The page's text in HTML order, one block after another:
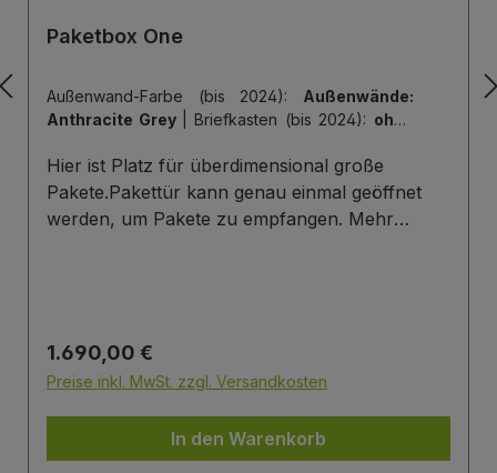
Paketbox One
Außenwand-Farbe (bis 2024): Außenwände:
Anthracite Grey
Briefkasten (bis 2024): ohne
Hintertür | Tiefe der Paketbox (bis 2024):
cm Außenmaß (Standard) | Tür-Farbe (bis
2024):Tür: Anthracite Grey
Hier ist Platz für überdimensional große
Pakete.Pakettür kann genau einmal geöffnet
werden, um Pakete zu empfangen. Mehr
Die Tür wird immer mit einem Halbzylinder
ausgestattet. Das heißt, Sie können den selben
Ihrer Haustüre haben und die Paketbox mit
dem selben Schlüssel öffnen.
Regulärer Preis:
1.690,00 €
Preise inkl. MwSt. zzgl. Versandkosten
In den Warenkorb